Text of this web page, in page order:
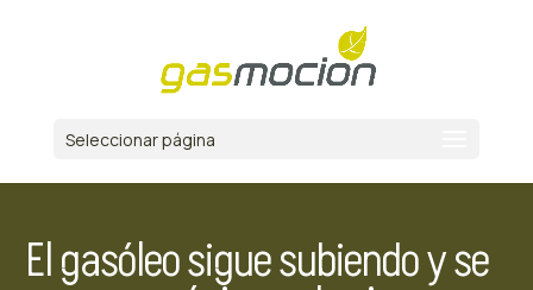
Seleccionar página
El gasóleo sigue subiendo y se